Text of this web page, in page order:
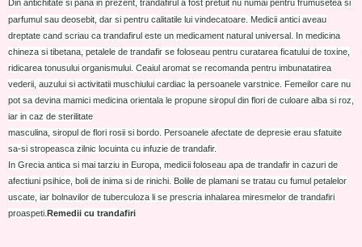
Din antichitate si pana in prezent, trandafirul a fost pretuit nu numai pentru frumusetea si
parfumul sau deosebit, dar si pentru calitatile lui vindecatoare. Medicii antici aveau
dreptate cand scriau ca trandafirul este un medicament natural universal. In medicina
chineza si tibetana, petalele de trandafir se foloseau pentru curatarea ficatului de toxine,
ridicarea tonusului organismului. Ceaiul aromat se recomanda pentru imbunatatirea
vederii, auzului si activitatii muschiului cardiac la persoanele varstnice. Femeilor care nu
pot sa devina mamici medicina orientala le propune siropul din flori de culoare alba si roz,
iar in caz de sterilitate
masculina, siropul de flori rosii si bordo. Persoanele afectate de depresie erau sfatuite
sa-si stropeasca zilnic locuinta cu infuzie de trandafir.
In Grecia antica si mai tarziu in Europa, medicii foloseau apa de trandafir in cazuri de
afectiuni psihice, boli de inima si de rinichi. Bolile de plamani se tratau cu fumul petalelor
uscate, iar bolnavilor de tuberculoza li se prescria inhalarea miresmelor de trandafiri
proaspeti. Remedii cu trandafiri